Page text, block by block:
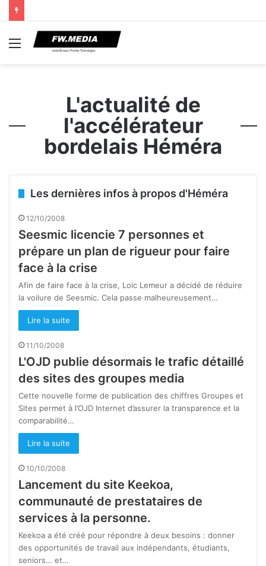
Menu
L'actualité de
l'accélérateur
bordelais Héméra
Les dernières infos à propos d'Héméra
12/10/2008
Seesmic licencie 7 personnes et
prépare un plan de rigueur pour faire
face à la crise
Afin de faire face à la crise, Loic Lemeur a décidé de réduire
la voilure de Seesmic. Cela passe malheureusement…
Lire la suite
11/10/2008
L'OJD publie désormais le trafic détaillé
des sites des groupes media
Cette nouvelle forme de publication des chiffres Groupes et
Sites permet à l’OJD Internet d’assurer la transparence et la
comparabilité…
Lire la suite
10/10/2008
Lancement du site Keekoa,
communauté de prestataires de
services à la personne.
Keekoa a été créé pour répondre à deux besoins : donner
des opportunités de travail aux indépendants, étudiants,
seniors… et…